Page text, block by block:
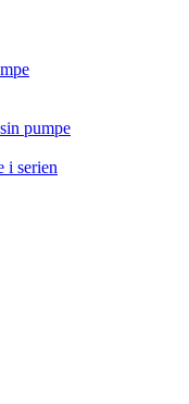
pumpe
i serien